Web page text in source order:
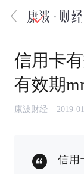
信用卡
有效期
康波财经 2019-
信用